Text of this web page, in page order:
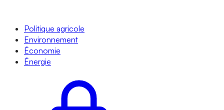
Politique agricole
Environnement
Économie
Énergie